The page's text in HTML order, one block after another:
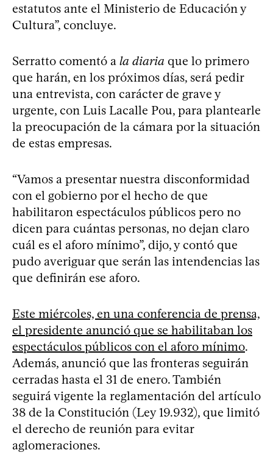
estatutos ante el Ministerio de Educación y
Cultura”, concluye.
Serratto comentó a la diaria que lo primero
que harán, en los próximos días, será pedir
una entrevista, con carácter de grave y
urgente, con Luis Lacalle Pou, para plantearle
la preocupación de la cámara por la situación
de estas empresas.
“Vamos a presentar nuestra disconformidad
con el gobierno por el hecho de que
habilitaron espectáculos públicos pero no
dicen para cuántas personas, no dejan claro
cuál es el aforo mínimo”, dijo, y contó que
pudo averiguar que serán las intendencias las
que definirán ese aforo.
Este miércoles, en una conferencia de prensa,
el presidente anunció que se habilitaban los
espectáculos públicos con el aforo mínimo.
Además, anunció que las fronteras seguirán
cerradas hasta el 31 de enero. También
seguirá vigente la reglamentación del artículo
38 de la Constitución (Ley 19.932), que limitó
el derecho de reunión para evitar
aglomeraciones.